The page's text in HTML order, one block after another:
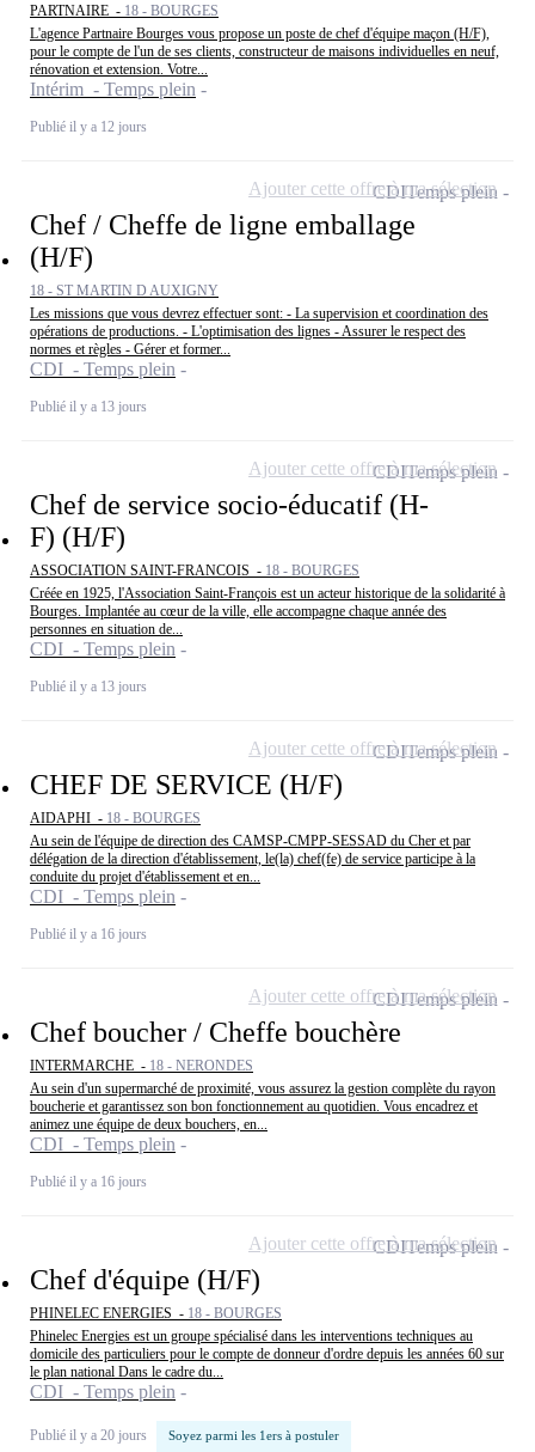
PARTNAIRE - 18 - BOURGES
L'agence Partnaire Bourges vous propose un poste de chef d'équipe maçon (H/F),
pour le compte de l'un de ses clients, constructeur de maisons individuelles en neuf,
rénovation et extension. Votre...
Intérim - Temps plein
Publié il y a 12 jours
Chef / Cheffe de ligne emballage
(H/F)
18 - ST MARTIN D AUXIGNY
Les missions que vous devrez effectuer sont: - La supervision et coordination des
opérations de productions. - L'optimisation des lignes - Assurer le respect des
normes et règles - Gérer et former...
CDI - Temps plein
Publié il y a 13 jours
CDITemps plein
Ajouter cette offre à ma sélection
Chef de service socio-éducatif (H-
F) (H/F)
ASSOCIATION SAINT-FRANCOIS - 18 - BOURGES
Créée en 1925, l'Association Saint-François est un acteur historique de la solidarité à
Bourges. Implantée au cœur de la ville, elle accompagne chaque année des
personnes en situation de...
CDI - Temps plein
Publié il y a 13 jours
CDITemps plein
Ajouter cette offre à ma sélection
CHEF DE SERVICE (H/F)
AIDAPHI - 18 - BOURGES
Au sein de l'équipe de direction des CAMSP-CMPP-SESSAD du Cher et par
délégation de la direction d'établissement, le(la) chef(fe) de service participe à la
conduite du projet d'établissement et en...
CDI - Temps plein
Publié il y a 16 jours
CDITemps plein
Ajouter cette offre à ma sélection
Chef boucher / Cheffe bouchère
INTERMARCHE - 18 - NERONDES
Au sein d'un supermarché de proximité, vous assurez la gestion complète du rayon
boucherie et garantissez son bon fonctionnement au quotidien. Vous encadrez et
animez une équipe de deux bouchers, en...
CDI - Temps plein
Publié il y a 16 jours
CDITemps plein
Ajouter cette offre à ma sélection
Chef d'équipe (H/F)
PHINELEC ENERGIES - 18 - BOURGES
Phinelec Energies est un groupe spécialisé dans les interventions techniques au
domicile des particuliers pour le compte de donneur d'ordre depuis les années 60 sur
le plan national Dans le cadre du...
CDI - Temps plein
Publié il y a 20 jours Soyez parmi les 1ers à postuler
CDITemps plein
Ajouter cette offre à ma sélection